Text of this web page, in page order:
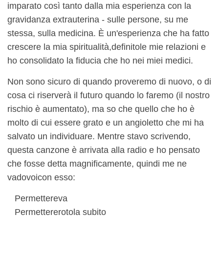
imparato così tanto dalla mia esperienza con la
gravidanza extrauterina - sulle persone, su me
stessa, sulla medicina. È un'esperienza che ha fatto
crescere la mia spiritualità,definitole mie relazioni e
ho consolidato la fiducia che ho nei miei medici.
Non sono sicuro di quando proveremo di nuovo, o di
cosa ci riserverà il futuro quando lo faremo (il nostro
rischio è aumentato), ma so che quello che ho è
molto di cui essere grato e un angioletto che mi ha
salvato un individuare. Mentre stavo scrivendo,
questa canzone è arrivata alla radio e ho pensato
che fosse detta magnificamente, quindi me ne
vadovoicon esso:
Permettereva
Permettererotola subito